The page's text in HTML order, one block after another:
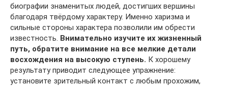
биографии знаменитых людей, достигших вершины
благодаря твёрдому характеру. Именно харизма и
сильные стороны характера позволили им обрести
известность. Внимательно изучите их жизненный
путь, обратите внимание на все мелкие детали
восхождения на высокую ступень. К хорошему
результату приводит следующее упражнение:
установите зрительный контакт с любым прохожим,